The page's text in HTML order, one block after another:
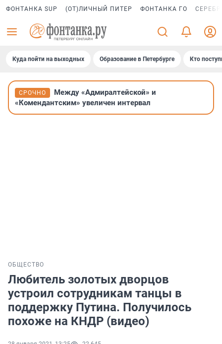
ФОНТАНКА SUP (ОТ)ЛИЧНЫЙ ПИТЕР ФОНТАНКА ГО
Куда пойти на выходных Образование в Петербурге Кто
СРОЧНО
Между «Адмиралтейской» и
«Комендантским» увеличен интервал
ОБЩЕСТВО
Любитель золотых дворцов
устроил сотрудникам танцы в
поддержку Путина. Получилось
похоже на КНДР (видео)